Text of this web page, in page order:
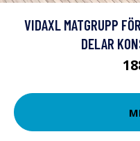
VIDAXL MATGRUPP
DELAR